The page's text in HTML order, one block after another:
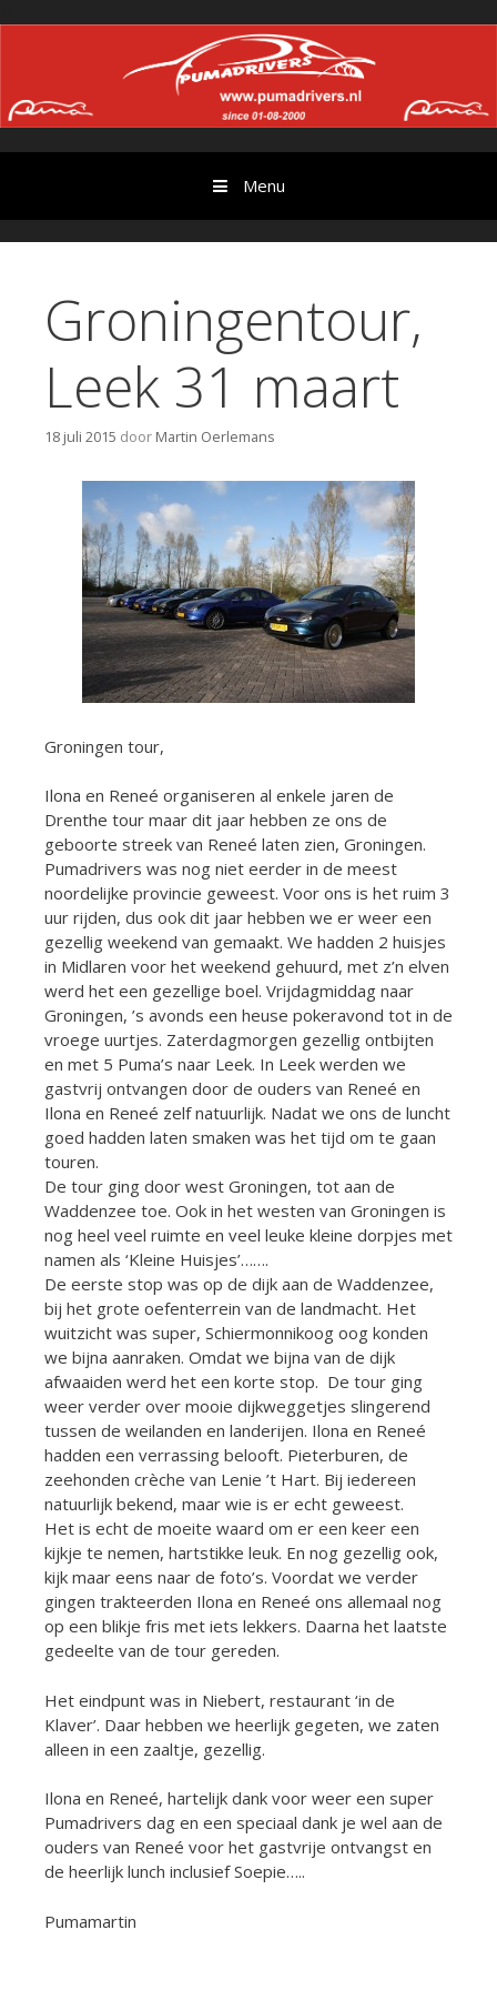
Menu
Groningentour,
Leek 31 maart
18 juli 2015 door Martin Oerlemans
Groningen tour,
Ilona en Reneé organiseren al enkele jaren de
Drenthe tour maar dit jaar hebben ze ons de
geboorte streek van Reneé laten zien, Groningen.
Pumadrivers was nog niet eerder in de meest
noordelijke provincie geweest. Voor ons is het ruim 3
uur rijden, dus ook dit jaar hebben we er weer een
gezellig weekend van gemaakt. We hadden 2 huisjes
in Midlaren voor het weekend gehuurd, met z’n elven
werd het een gezellige boel. Vrijdagmiddag naar
Groningen, ’s avonds een heuse pokeravond tot in de
vroege uurtjes. Zaterdagmorgen gezellig ontbijten
en met 5 Puma’s naar Leek. In Leek werden we
gastvrij ontvangen door de ouders van Reneé en
Ilona en Reneé zelf natuurlijk. Nadat we ons de luncht
goed hadden laten smaken was het tijd om te gaan
touren.
De tour ging door west Groningen, tot aan de
Waddenzee toe. Ook in het westen van Groningen is
nog heel veel ruimte en veel leuke kleine dorpjes met
namen als ‘Kleine Huisjes’…….
De eerste stop was op de dijk aan de Waddenzee,
bij het grote oefenterrein van de landmacht. Het
wuitzicht was super, Schiermonnikoog oog konden
we bijna aanraken. Omdat we bijna van de dijk
afwaaiden werd het een korte stop. De tour ging
weer verder over mooie dijkweggetjes slingerend
tussen de weilanden en landerijen. Ilona en Reneé
hadden een verrassing belooft. Pieterburen, de
zeehonden crèche van Lenie ’t Hart. Bij iedereen
natuurlijk bekend, maar wie is er echt geweest.
Het is echt de moeite waard om er een keer een
kijkje te nemen, hartstikke leuk. En nog gezellig ook,
kijk maar eens naar de foto’s. Voordat we verder
gingen trakteerden Ilona en Reneé ons allemaal nog
op een blikje fris met iets lekkers. Daarna het laatste
gedeelte van de tour gereden.
Het eindpunt was in Niebert, restaurant ‘in de
Klaver’. Daar hebben we heerlijk gegeten, we zaten
alleen in een zaaltje, gezellig.
Ilona en Reneé, hartelijk dank voor weer een super
Pumadrivers dag en een speciaal dank je wel aan de
ouders van Reneé voor het gastvrije ontvangst en
de heerlijk lunch inclusief Soepie…..
Pumamartin